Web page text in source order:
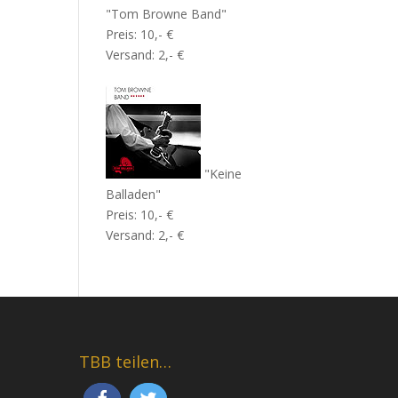
"Tom Browne Band"
Preis: 10,- €
Versand: 2,- €
"Keine
Balladen"
Preis: 10,- €
Versand: 2,- €
TBB teilen…